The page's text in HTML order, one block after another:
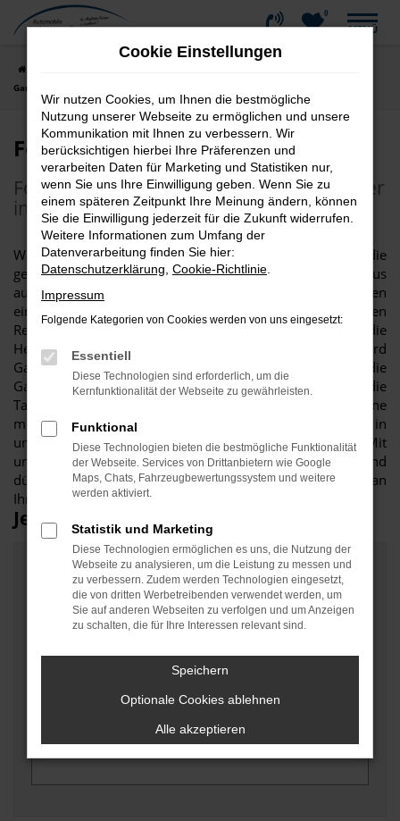
Zum
0
MENÜ
Garantieleistungen
Ford Garantieleistungen
Ford-Service bei Automobile Stitzenberger
in Leutkirch im Allgäu
Wer ein Fahrzeug kauft, genießt ohnehin stets die
gesetzliche Gewährleistung. Wir bieten Ihnen darüber hinaus
auch noch eine Ford Anschlussgarantie an und damit einen
einhergehenden Schutz vor unerwartet eintretenden
Reparaturen und deren Kosten. Auch, wenn die
Herstellergarantie bereits abgelaufen ist, greift noch die Ford
Garantie für den Zeitraum von mehreren Jahren. Wer die
Garantieverlängerung nutzt, muss hierfür nicht tief in die
Tasche greifen. Wir ermöglichen auf Wunsch auch eine
monatliche Zahlung und sichern natürlich die Reparatur in
unserer vom Hersteller anerkannten Meisterwerkstatt. Mit
unserer Ford Garantie sind Sie auf der sicheren Seite und
dürfen sich über viele Jahre ohne erhebliche Mehrkosten an
Ihrem Fahrzeug erfreuen.
Jetzt anfragen!
Angaben zum Fahrzeug
Marke und Modell
Erstzulassung/Baujahr
Fahrgestellnummer (wenn zur Hand)
Cookie Einstellungen
Wir nutzen Cookies, um Ihnen die bestmögliche
Nutzung unserer Webseite zu ermöglichen und unsere
Kommunikation mit Ihnen zu verbessern. Wir
berücksichtigen hierbei Ihre Präferenzen und
verarbeiten Daten für Marketing und Statistiken nur,
wenn Sie uns Ihre Einwilligung geben. Wenn Sie zu
einem späteren Zeitpunkt Ihre Meinung ändern, können
Sie die Einwilligung jederzeit für die Zukunft widerrufen.
Weitere Informationen zum Umfang der
Datenverarbeitung finden Sie hier:
Datenschutzerklärung Cookie-Richtlinie
Impressum
Folgende Kategorien von Cookies werden von uns eingesetzt:
Essentiell
Diese Technologien sind erforderlich, um die
Kernfunktionalität der Webseite zu gewährleisten.
Funktional
Diese Technologien bieten die bestmögliche Funktionalität
der Webseite. Services von Drittanbietern wie Google
Maps, Chats, Fahrzeugbewertungssystem und weitere
werden aktiviert.
Statistik und Marketing
Diese Technologien ermöglichen es uns, die Nutzung der
Webseite zu analysieren, um die Leistung zu messen und
zu verbessern. Zudem werden Technologien eingesetzt,
die von dritten Werbetreibenden verwendet werden, um
Sie auf anderen Webseiten zu verfolgen und um Anzeigen
zu schalten, die für Ihre Interessen relevant sind.
Speichern
Optionale Cookies ablehnen
Alle akzeptieren